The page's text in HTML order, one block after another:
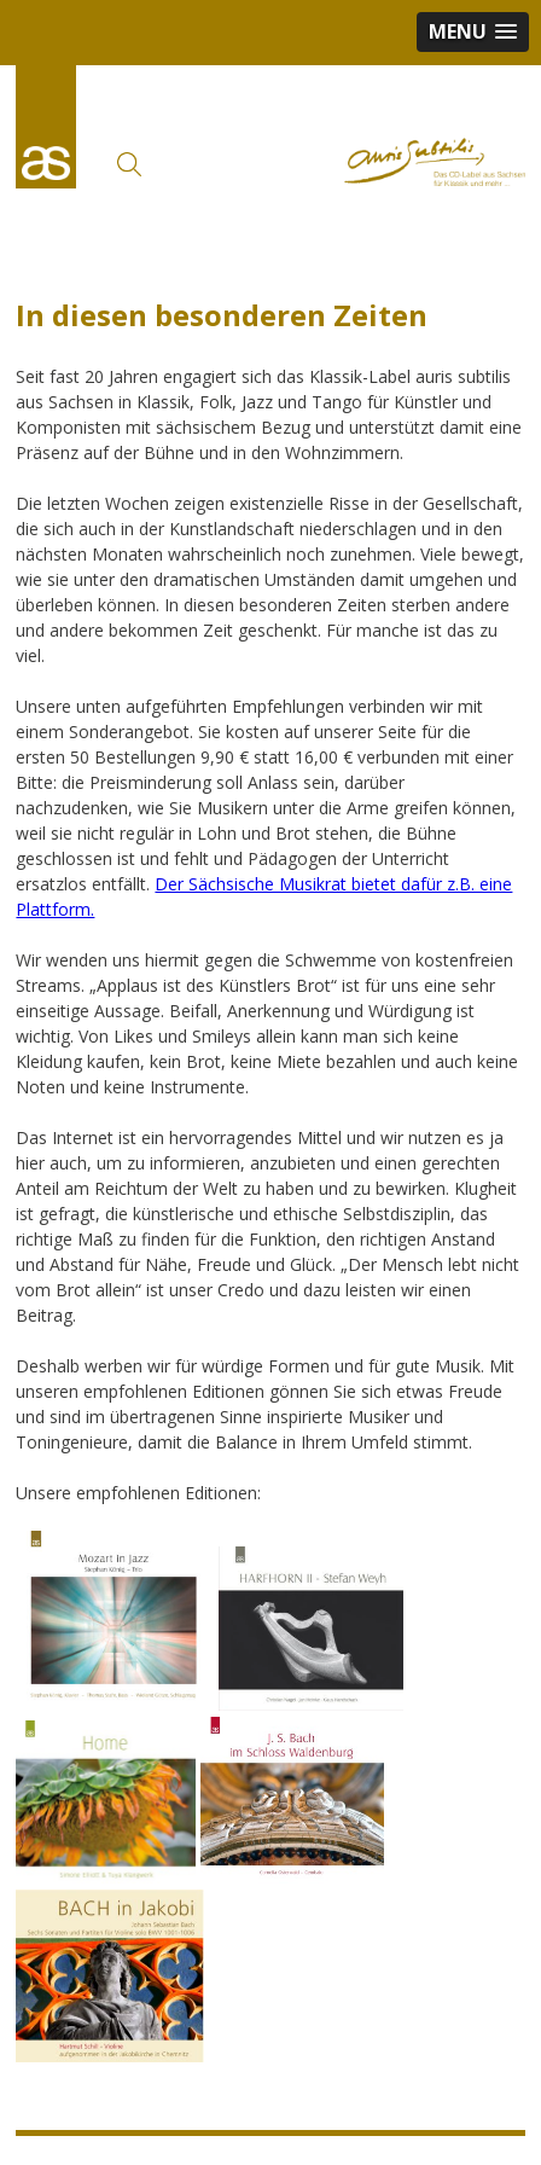
MENU
In diesen besonderen Zeiten
Seit fast 20 Jahren engagiert sich das Klassik-Label auris subtilis
aus Sachsen in Klassik, Folk, Jazz und Tango für Künstler und
Komponisten mit sächsischem Bezug und unterstützt damit eine
Präsenz auf der Bühne und in den Wohnzimmern.
Die letzten Wochen zeigen existenzielle Risse in der Gesellschaft,
die sich auch in der Kunstlandschaft niederschlagen und in den
nächsten Monaten wahrscheinlich noch zunehmen. Viele bewegt,
wie sie unter den dramatischen Umständen damit umgehen und
überleben können. In diesen besonderen Zeiten sterben andere
und andere bekommen Zeit geschenkt. Für manche ist das zu
viel.
Unsere unten aufgeführten Empfehlungen verbinden wir mit
einem Sonderangebot. Sie kosten auf unserer Seite für die
ersten 50 Bestellungen 9,90 € statt 16,00 € verbunden mit einer
Bitte: die Preisminderung soll Anlass sein, darüber
nachzudenken, wie Sie Musikern unter die Arme greifen können,
weil sie nicht regulär in Lohn und Brot stehen, die Bühne
geschlossen ist und fehlt und Pädagogen der Unterricht
ersatzlos entfällt. Der Sächsische Musikrat bietet dafür z.B. eine
Plattform.
Wir wenden uns hiermit gegen die Schwemme von kostenfreien
Streams. „Applaus ist des Künstlers Brot“ ist für uns eine sehr
einseitige Aussage. Beifall, Anerkennung und Würdigung ist
wichtig. Von Likes und Smileys allein kann man sich keine
Kleidung kaufen, kein Brot, keine Miete bezahlen und auch keine
Noten und keine Instrumente.
Das Internet ist ein hervorragendes Mittel und wir nutzen es ja
hier auch, um zu informieren, anzubieten und einen gerechten
Anteil am Reichtum der Welt zu haben und zu bewirken. Klugheit
ist gefragt, die künstlerische und ethische Selbstdisziplin, das
richtige Maß zu finden für die Funktion, den richtigen Anstand
und Abstand für Nähe, Freude und Glück. „Der Mensch lebt nicht
vom Brot allein“ ist unser Credo und dazu leisten wir einen
Beitrag.
Deshalb werben wir für würdige Formen und für gute Musik. Mit
unseren empfohlenen Editionen gönnen Sie sich etwas Freude
und sind im übertragenen Sinne inspirierte Musiker und
Toningenieure, damit die Balance in Ihrem Umfeld stimmt.
Unsere empfohlenen Editionen: